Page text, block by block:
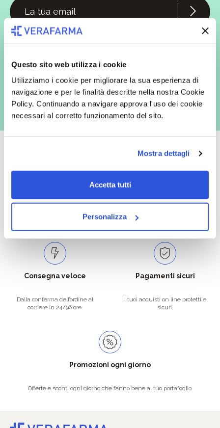
Questo sito web utilizza i cookie
Utilizziamo i cookie per migliorare la sua esperienza di
navigazione e per le finalità descritte nella nostra Cookie
Policy. Continuando a navigare approva l'uso dei cookie
necessari al corretto funzionamento del sito.
Mostra dettagli
Accetta tutti
Personalizza
In qualità di interessato, avendo letto l’informativa
marketing (con modalità telematiche - quali ad es. newsletter ed e-mail
con inviti e comunicazioni commerciali - e modalità tradizionali, quali ad
es. posta cartacea)
Catalogo prodotti ampio e completo
Con un acquisto minimo di 29.90 €
Spedizioni in tutta Europa a 20€.
Consegna veloce
Dalla conferma dell’ordine al
corriere in 24/96 ore.
Pagamenti sicuri
I tuoi acquisti on line protetti e
sicuri.
Promozioni ogni giorno
Offerte e sconti ogni giorno che fanno bene al tuo portafoglio.